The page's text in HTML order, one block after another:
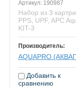
Артикул: 190987
Набор из 3
PPS, UPF, APC
KIT-3
Производитель:
AQUAPRO
Добавить к
сравнению